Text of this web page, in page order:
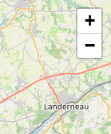
+
−